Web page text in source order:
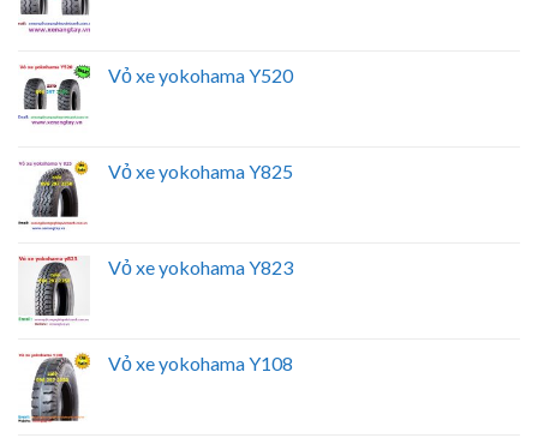
Vỏ xe yokohama Y520
Vỏ xe yokohama Y825
Vỏ xe yokohama Y823
Vỏ xe yokohama Y108